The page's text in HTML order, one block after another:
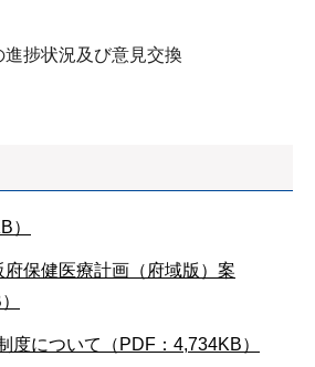
進捗状況及び意見交換
）
府保健医療計画（府域版）案
度について（PDF：4,734KB）